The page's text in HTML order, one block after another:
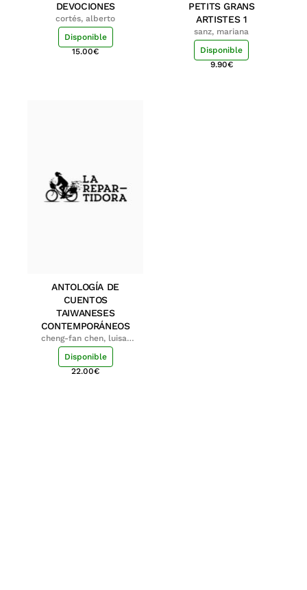
DEVOCIONES
cortés, alberto
Disponible
15.00€
PETITS GRANS
ARTISTES 1
sanz, mariana
Disponible
9.90€
ANTOLOGÍA DE
CUENTOS
TAIWANESES
CONTEMPORÁNEOS
cheng-fan chen, luisa;
shu-ying chang, luisa
Disponible
22.00€